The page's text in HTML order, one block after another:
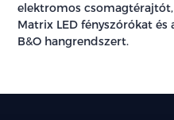
elektromos
Matrix LED fényszórókat
B&O hangrendszert.